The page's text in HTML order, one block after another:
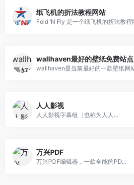
纸飞机的折法教程网站
wallhaven最好的壁纸免费站点
人人影视
人人影视字幕组（也称为人人...
万兴PDF
万兴PDF编辑器，一款全能的PD...